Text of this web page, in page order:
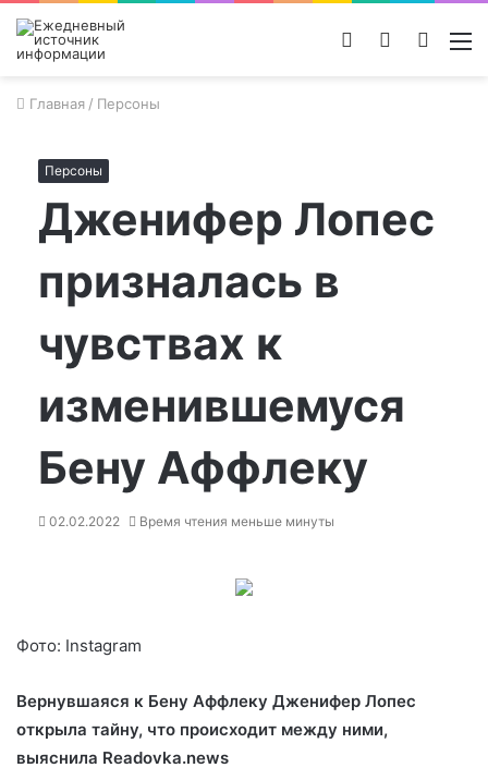
Поиск
Switch
Войти
Главная / Персоны
Персоны
Дженифер Лопес
призналась в
чувствах к
изменившемуся
Бену Аффлеку
02.02.2022 Время чтения меньше минуты
Фото: Instagram
Вернувшаяся к Бену Аффлеку Дженифер Лопес
открыла тайну, что происходит между ними,
выяснила Readovka.news